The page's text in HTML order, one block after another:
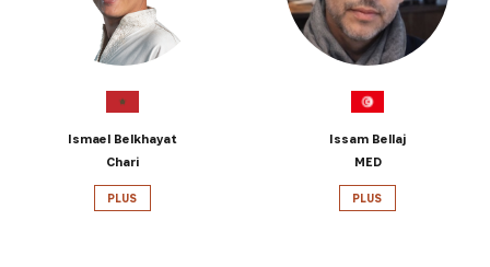
Ismael Belkhayat
Chari
PLUS
Issam Bellaj
MED
PLUS